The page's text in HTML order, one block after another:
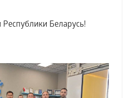
Беларусь!